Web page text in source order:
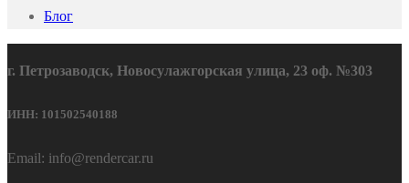
Блог
г. Петрозаводск, Новосулажгорская улица, 23 оф. №303
ИНН: 101502540188
Email: info@rendercar.ru